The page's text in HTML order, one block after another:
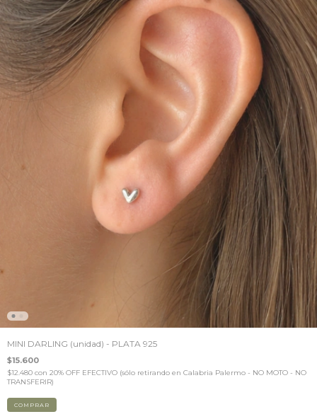
MINI DARLING (unidad) - PLATA 925
$15.600
$12.480 con 20% OFF EFECTIVO (sólo retirando en Calabria Palermo - NO MOTO - NO
TRANSFERIR)